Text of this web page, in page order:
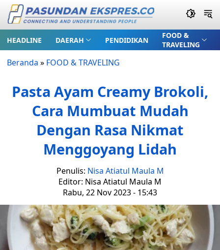
HEADLINE DAERAH PENDIDIKAN
FOOD &
TRAVELING
Beranda » FOOD & TRAVELING
Pasta Ayam Creamy Brokoli,
Cara Mumbuat Mudah
Dengan Rasa Nikmat
Menggoyang Lidah
Penulis: Nisa Atiatul Maula M
Editor: Nisa Atiatul Maula M
Rabu, 22 Nov 2023 - 15:43